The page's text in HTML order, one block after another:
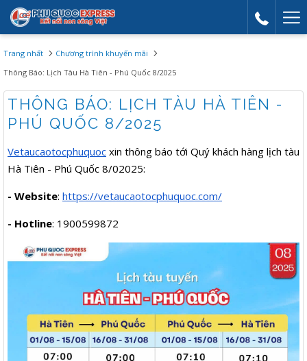
Trang nhất
Chương trình khuyến mãi
Thông Báo: Lịch Tàu Hà Tiên - Phú Quốc 8/2025
THÔNG BÁO: LỊCH TÀU HÀ TIÊN -
PHÚ QUỐC 8/2025
Vetaucaotocphuquoc xin thông báo tới Quý khách hàng lịch tàu
Hà Tiên - Phú Quốc 8/02025:
- Website: https://vetaucaotocphuquoc.com/
- Hotline: 1900599872